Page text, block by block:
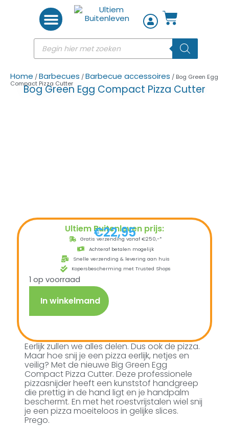
Home /Barbecues /Barbecue accessoires / Bog Green Egg
Compact Pizza Cutter
Bog Green Egg Compact Pizza Cutter
Ultiem Buitenleven prijs:
€22,95
Gratis verzending vanaf €250,-*
Achteraf betalen mogelijk
Snelle verzending & levering aan huis
Kopersbescherming met Trusted Shops
1 op voorraad
In winkelmand
Eerlijk zullen we alles delen. Dus ook de pizza.
Maar hoe snij je een pizza eerlijk, netjes en
veilig? Met de nieuwe Big Green Egg
Compact Pizza Cutter. Deze professionele
pizzasnijder heeft een kunststof handgreep
die prettig in de hand ligt en je handpalm
beschermt. En met het roestvrijstalen wiel snij
je een pizza moeiteloos in gelijke slices.
Prego.